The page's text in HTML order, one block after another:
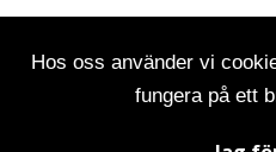
Hos oss använder vi
fungera på ett
Visa sitemap